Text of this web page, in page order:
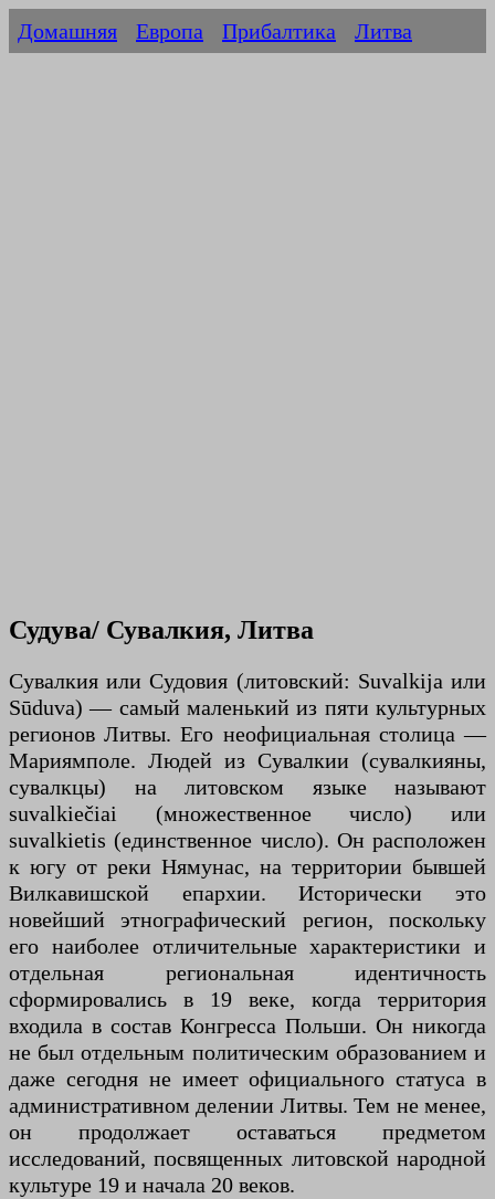
Домашняя Европа Прибалтика Литва
Судува/ Сувалкия, Литва
Сувалкия или Судовия (литовский: Suvalkija или
Sūduva) — самый маленький из пяти культурных
регионов Литвы. Его неофициальная столица —
Мариямполе. Людей из Сувалкии (сувалкияны,
сувалкцы) на литовском языке называют
suvalkiečiai (множественное число) или
suvalkietis (единственное число). Он расположен
к югу от реки Нямунас, на территории бывшей
Вилкавишской епархии. Исторически это
новейший этнографический регион, поскольку
его наиболее отличительные характеристики и
отдельная региональная идентичность
сформировались в 19 веке, когда территория
входила в состав Конгресса Польши. Он никогда
не был отдельным политическим образованием и
даже сегодня не имеет официального статуса в
административном делении Литвы. Тем не менее,
он продолжает оставаться предметом
исследований, посвященных литовской народной
культуре 19 и начала 20 веков.